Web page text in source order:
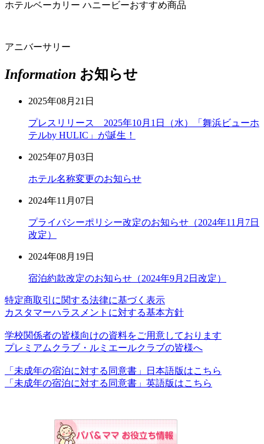
ホテルベーカリー ハニービーおすすめ商品
アニバーサリー
Information お知らせ
2025年08月21日
プレスリリース 2025年10月1日（水）「舞浜ビューホ
テルby HULIC」が誕生！
2025年07月03日
ホテル名称変更のお知らせ
2024年11月07日
プライバシーポリシー改定のお知らせ（2024年11月7日
改定）
2024年08月19日
宿泊約款改定のお知らせ（2024年9月2日改定）
特定商取引に関する法律に基づく表示
カスタマーハラスメントに対する基本方針
学校関係者の皆様向けの資料をご用意しております
プレミアムクラブ・ルミエールクラブの皆様へ
「未成年の宿泊に対する同意書」日本語版はこちら
「未成年の宿泊に対する同意書」英語版はこちら